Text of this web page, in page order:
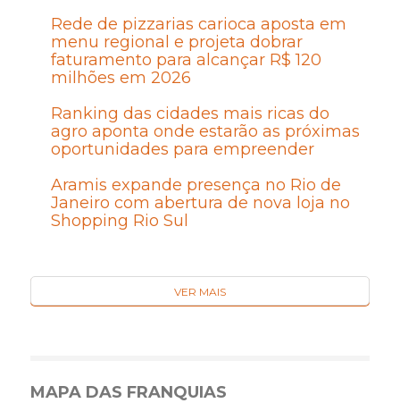
Rede de pizzarias carioca aposta em
menu regional e projeta dobrar
faturamento para alcançar R$ 120
milhões em 2026
Ranking das cidades mais ricas do
agro aponta onde estarão as próximas
oportunidades para empreender
Aramis expande presença no Rio de
Janeiro com abertura de nova loja no
Shopping Rio Sul
VER MAIS
MAPA DAS FRANQUIAS